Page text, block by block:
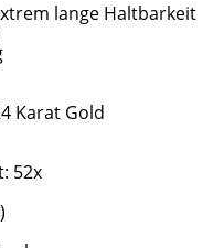
lange Haltbarkeit
Karat Gold
52x